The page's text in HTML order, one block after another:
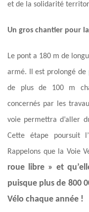
et de la solidarité
Un gros chantier pour
Le pont a 180 m de
armé. Il est prolongé de
de plus de 100 m
concernés par les
voie permettra d’aller
Cette étape poursuit
Rappelons que la Voie
roue libre » et
puisque plus de 800
Vélo chaque année !